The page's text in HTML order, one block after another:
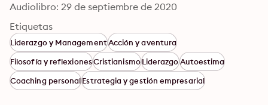
Audiolibro: 29 de septiembre de 2020
Etiquetas
Liderazgo y ManagementAcción y aventura
Filosofía y reflexionesCristianismoLiderazgoAutoestima
Coaching personalEstrategia y gestión empresarial